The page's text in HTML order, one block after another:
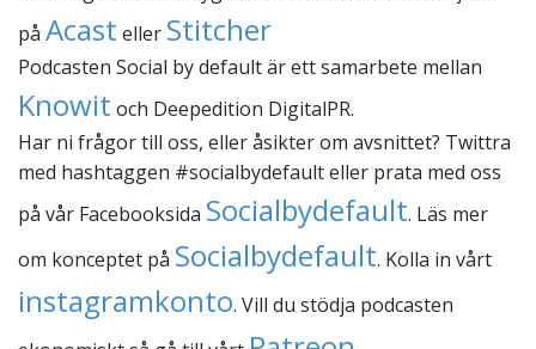
på Acast eller Stitcher
Podcasten Social by default är ett samarbete mellan
Knowit och Deepedition DigitalPR.
Har ni frågor till oss, eller åsikter om avsnittet? Twittra
med hashtaggen #socialbydefault eller prata med oss
på vår Facebooksida Socialbydefault. Läs mer
om konceptet på Socialbydefault. Kolla in vårt
instagramkonto. Vill du stödja podcasten